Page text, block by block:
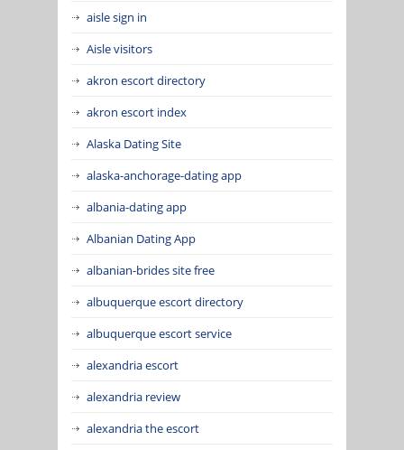
aisle sign in
Aisle visitors
akron escort directory
akron escort index
Alaska Dating Site
alaska-anchorage-dating app
albania-dating app
Albanian Dating App
albanian-brides site free
albuquerque escort directory
albuquerque escort service
alexandria escort
alexandria review
alexandria the escort